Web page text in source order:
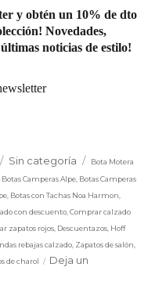
y obtén un 10% de dto
Novedades,
noticias de estilo!
Categorías
Sin categoría Etiquetas
Bota Motera
Botas Camperas Alpe Botas Camperas
Botas con Tachas Noa Harmon
con descuento ,Comprar calzado
zapatos rojos Descuentazos Hoff
rebajas calzado Zapatos de salón
de charol
Deja un